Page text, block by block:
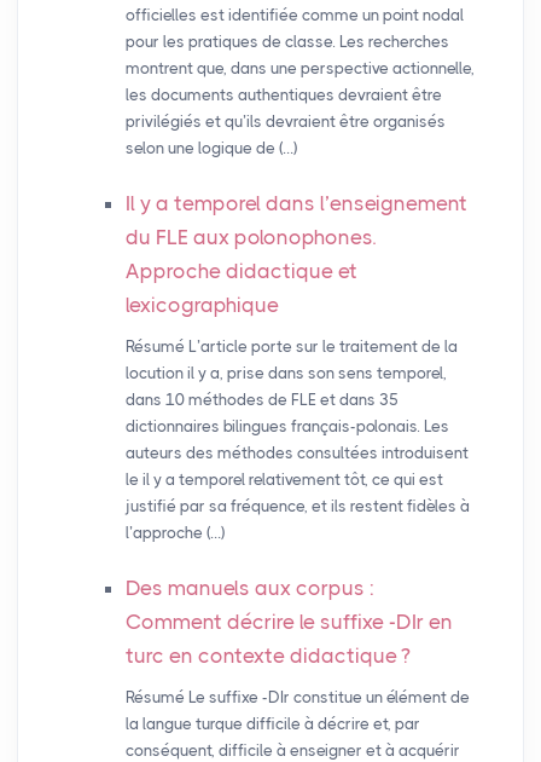
officielles est identifiée comme un point nodal
pour les pratiques de classe. Les recherches
montrent que, dans une perspective actionnelle,
les documents authentiques devraient être
privilégiés et qu’ils devraient être organisés
selon une logique de (…)
Il y a temporel dans l’enseignement
du FLE aux polonophones.
Approche didactique et
lexicographique
Résumé L’article porte sur le traitement de la
locution il y a, prise dans son sens temporel,
dans 10 méthodes de FLE et dans 35
dictionnaires bilingues français-polonais. Les
auteurs des méthodes consultées introduisent
le il y a temporel relativement tôt, ce qui est
justifié par sa fréquence, et ils restent fidèles à
l’approche (…)
Des manuels aux corpus :
Comment décrire le suffixe -DIr en
turc en contexte didactique?
Résumé Le suffixe -DIr constitue un élément de
la langue turque difficile à décrire et, par
conséquent, difficile à enseigner et à acquérir